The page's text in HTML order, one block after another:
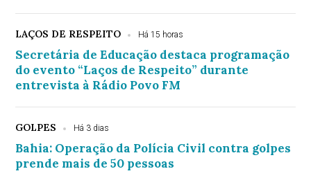
LAÇOS DE RESPEITO Há 15 horas
Secretária de Educação destaca programação
do evento “Laços de Respeito” durante
entrevista à Rádio Povo FM
GOLPES Há 3 dias
Bahia: Operação da Polícia Civil contra golpes
prende mais de 50 pessoas